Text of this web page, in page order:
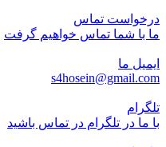
درخواست تماس
ما با شما تماس خواهیم گرفت
ایمیل ما
s4hosein@gmail.com
تلگرام
با ما در تلگرام در تماس باشید